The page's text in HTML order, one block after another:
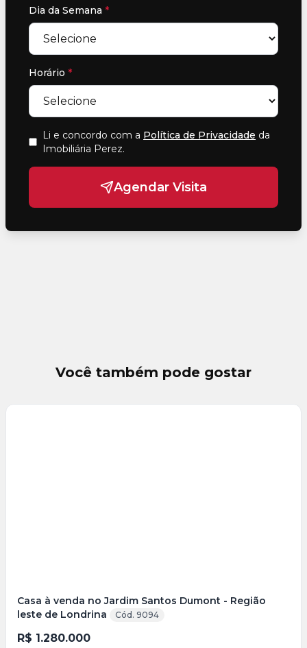
Dia da Semana *
Horário *
Li e concordo com a Política de Privacidade da
Imobiliária Perez.
Agendar Visita
Você também pode gostar
Casa à venda no Jardim Santos Dumont - Região
leste de Londrina
Cód. 9094
R$ 1.280.000